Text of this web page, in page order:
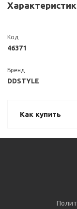
Код
46371
Бренд
DDSTYLE
Как купить